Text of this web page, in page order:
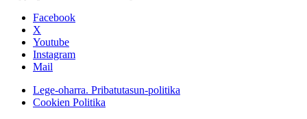
Facebook
X
Youtube
Instagram
Mail
Lege-oharra. Pribatutasun-politika
Cookien Politika